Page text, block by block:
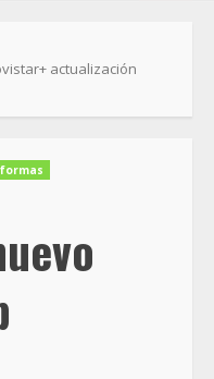
actualización